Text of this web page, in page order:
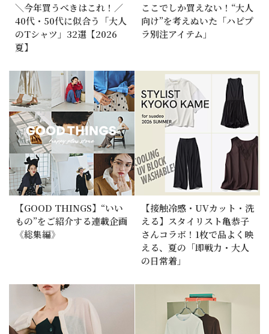
＼今年買うべきはこれ！／
40代・50代に似合う「大人
のTシャツ」32選【2026
夏】
ここでしか買えない！“大人
向け”を考えぬいた「ハピプ
ラ別注アイテム」
【GOOD THINGS】“いい
もの”をご紹介する連載企画
《総集編》
【接触冷感・UVカット・洗
える】スタイリスト亀恭子
さんコラボ！1枚で品よく映
える、夏の「即戦力・大人
の日常着」